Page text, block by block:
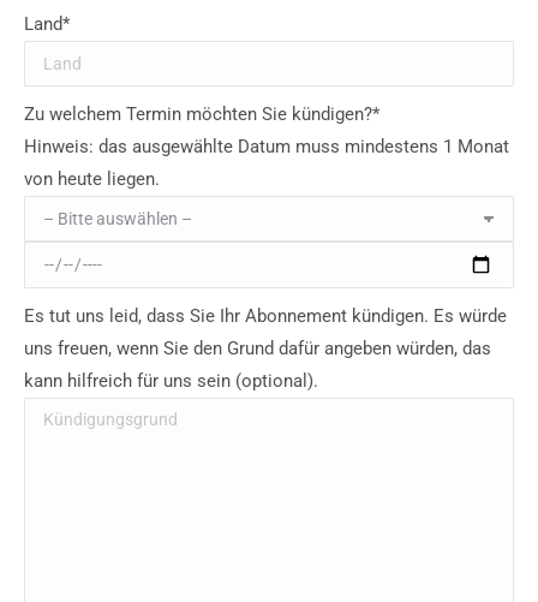
Land*
Zu welchem Termin möchten Sie kündigen?*
Hinweis: das ausgewählte Datum muss mindestens 1 Monat
von heute liegen.
Es tut uns leid, dass Sie Ihr Abonnement kündigen. Es würde
uns freuen, wenn Sie den Grund dafür angeben würden, das
kann hilfreich für uns sein (optional).